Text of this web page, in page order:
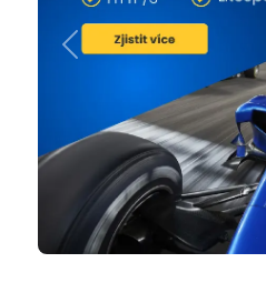
Previous